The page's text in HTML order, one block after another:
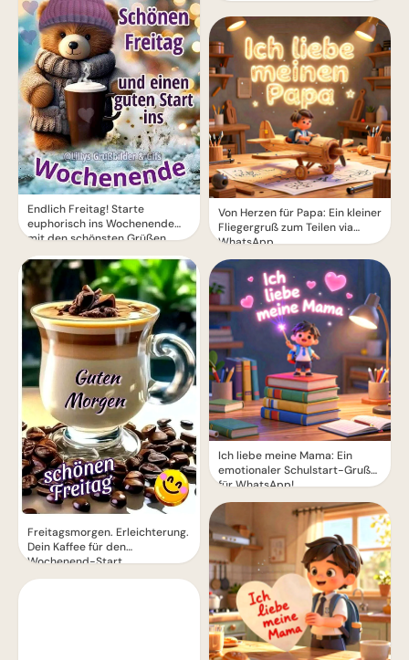
Endlich Freitag! Starte
euphorisch ins Wochenende
mit den schönsten Grüßen
Freitagsmorgen. Erleichterung.
Dein Kaffee für den
Wochenend-Start.
Von Herzen für Papa: Ein kleiner
Fliegergruß zum Teilen via
WhatsApp
Ich liebe meine Mama: Ein
emotionaler Schulstart-Gruß
für WhatsApp!